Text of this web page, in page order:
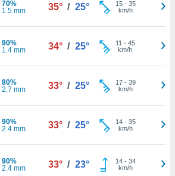
70%
1.5 mm
35° / 25° 15- 35
km/h
90%
1.4 mm
34° / 25° 11 - 45
km/h
80%
2.7 mm
33° / 25° 17- 39
km/h
90%
2.4 mm
33° / 25° 14- 35
km/h
90%
2.4 mm
33° / 23° 14- 34
km/h